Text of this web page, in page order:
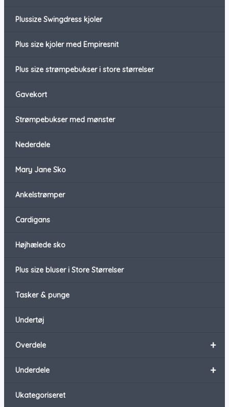
Plussize Swingdress kjoler
Plus size kjoler med Empiresnit
Plus size strømpebukser i store størrelser
Gavekort
Strømpebukser med mønster
Nederdele
Mary Jane Sko
Ankelstrømper
Cardigans
Højhælede sko
Plus size bluser i Store Størrelser
Tasker & punge
Undertøj
+
Overdele
+
Underdele
Ukategoriseret